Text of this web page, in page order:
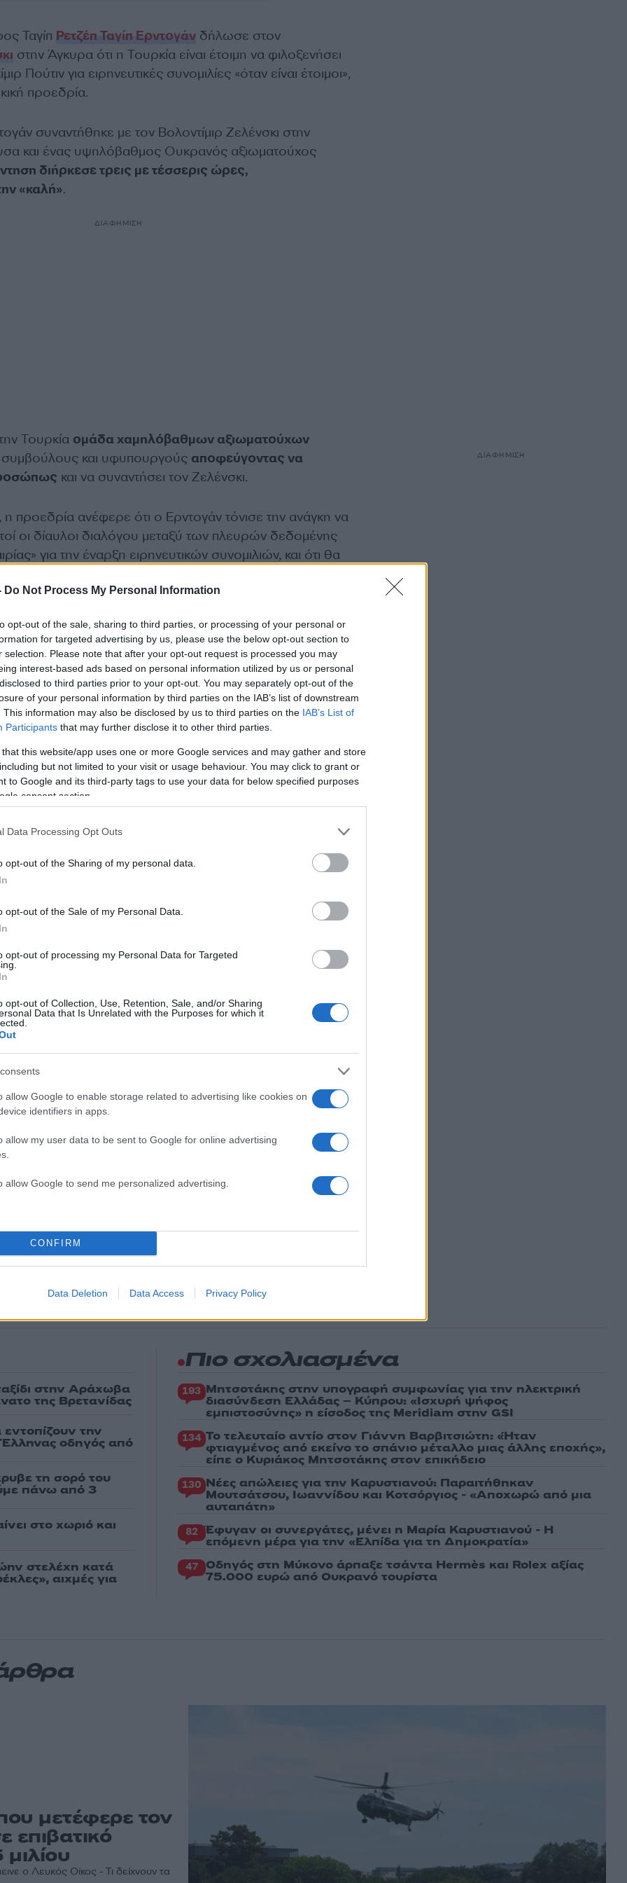
Do Not Process My Personal Information
opt-out of the sale, sharing to third parties, or processing of your personal or
for targeted advertising by us, please use the below opt-out section to
selection. Please note that after your opt-out request is processed you may
interest-based ads based on personal information utilized by us or personal
to third parties prior to your opt-out. You may separately opt-out of the
of your personal information by third parties on the IAB’s list of downstream
This information may also be disclosed by us to third parties on the IAB’s List of
Participants that may further disclose it to other third parties.
that this website/app uses one or more Google services and may gather and store
but not limited to your visit or usage behaviour. You may click to grant or
to Google and its third-party tags to use your data for below specified purposes
consent section.
Data Processing Opt Outs
opt-out of the Sharing of my personal data.
opt-out of the Sale of my Personal Data.
opt-out of processing my Personal Data for Targeted
opt-out of Collection, Use, Retention, Sale, and/or Sharing
Data that Is Unrelated with the Purposes for which it
allow Google to enable storage related to advertising like cookies on
identifiers in apps.
allow my user data to be sent to Google for online advertising
allow Google to send me personalized advertising.
CONFIRM
Data Deletion Data Access Privacy Policy
Ταγίπ Ρετζέπ Ταγίπ Ερντογάνδήλωσε στον
στην Άγκυρα ότι η Τουρκία είναι έτοιμη να φιλοξενήσει
Πούτιν για ειρηνευτικές συνομιλίες «όταν είναι έτοιμοι»,
προεδρία.
συναντήθηκε με τον Βολοντίμιρ Ζελένσκι στην
και ένας υψηλόβαθμος Ουκρανός αξιωματούχος
διήρκεσε τρεις με τέσσερις ώρες,
«καλή».
ΔΙΑΦΗΜΙΣΗ
Τουρκία ομάδα χαμηλόβαθμων αξιωματούχων
και υφυπουργούς αποφεύγοντας να
και να συναντήσει τον Ζελένσκι.
προεδρία ανέφερε ότι ο Ερντογάν τόνισε την ανάγκη να
οι δίαυλοι διαλόγου μεταξύ των πλευρών δεδομένης
για την έναρξη ειρηνευτικών συνομιλιών, και ότι θα
ΔΙΑΦΗΜΙΣΗ
50 /50
2000 /2000
από reCAPTCHA, ισχύουν
Κόσμος
ΠΟΥΤΙΝ
ΣΤΗΝ ΟΥΚΡΑΝΙΑ
ΡΕΤΖΕΠ ΤΑΓΙΠ ΕΡΝΤΟΓΑΝ
το Νewsit.gr στο
όλη την ειδησεογραφία και τα
ΔΙΑΦΗΜΙΣΗ
στην Αράχωβα
της Βρετανίδας
την
οδηγός από
τη σορό του
πάνω από 3
στο χωριό και
στελέχη κατά
αιχμές για
Πιο σχολιασμένα
193 Μητσοτάκης στην υπογραφή συμφωνίας για την ηλεκτρική
διασύνδεση Ελλάδας – Κύπρου: «Ισχυρή ψήφος
εμπιστοσύνης» η είσοδος της Meridiam στην GSI
134 Το τελευταίο αντίο στον Γιάννη Βαρβιτσιώτη: «Ήταν
φτιαγμένος από εκείνο το σπάνιο μέταλλο μιας άλλης εποχής»,
είπε ο Κυριάκος Μητσοτάκης στον επικήδειο
130 Νέες απώλειες για την Καρυστιανού: Παραιτήθηκαν
Μουτσάτσου, Ιωαννίδου και Κοτσόργιος - «Αποχωρώ από μια
αυταπάτη»
82 Έφυγαν οι συνεργάτες, μένει η Μαρία Καρυστιανού - Η
επόμενη μέρα για την «Ελπίδα για τη Δημοκρατία»
47 Οδηγός στη Μύκονο άρπαξε τσάντα Hermès και Rolex αξίας
75.000 ευρώ από Ουκρανό τουρίστα
μετέφερε τον
επιβατικό
ο Λευκός Οίκος - Τι δείχνουν τα